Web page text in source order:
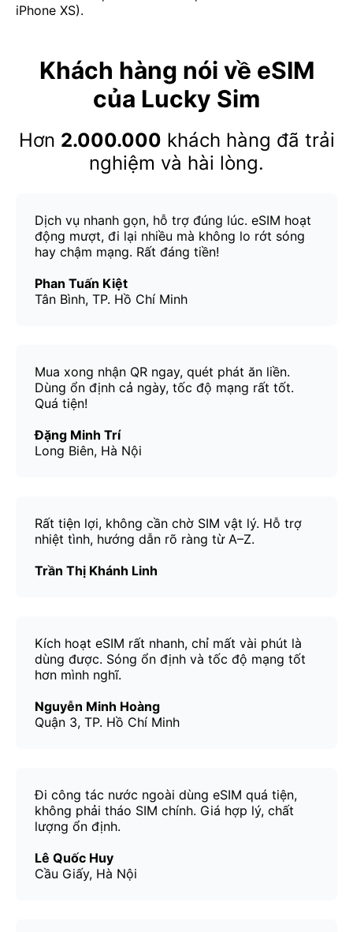
iPhone XS).
Khách hàng nói về eSIM
của Lucky Sim
Hơn 2.000.000 khách hàng đã trải
nghiệm và hài lòng.
Dịch vụ nhanh gọn, hỗ trợ đúng lúc. eSIM hoạt
động mượt, đi lại nhiều mà không lo rớt sóng
hay chậm mạng. Rất đáng tiền!
Phan Tuấn Kiệt
Tân Bình, TP. Hồ Chí Minh
Mua xong nhận QR ngay, quét phát ăn liền.
Dùng ổn định cả ngày, tốc độ mạng rất tốt.
Quá tiện!
Đặng Minh Trí
Long Biên, Hà Nội
Rất tiện lợi, không cần chờ SIM vật lý. Hỗ trợ
nhiệt tình, hướng dẫn rõ ràng từ A–Z.
Trần Thị Khánh Linh
Kích hoạt eSIM rất nhanh, chỉ mất vài phút là
dùng được. Sóng ổn định và tốc độ mạng tốt
hơn mình nghĩ.
Nguyễn Minh Hoàng
Quận 3, TP. Hồ Chí Minh
Đi công tác nước ngoài dùng eSIM quá tiện,
không phải tháo SIM chính. Giá hợp lý, chất
lượng ổn định.
Lê Quốc Huy
Cầu Giấy, Hà Nội